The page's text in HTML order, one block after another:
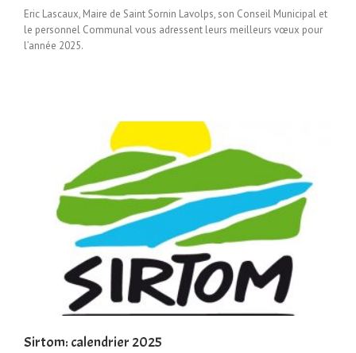
Eric Lascaux, Maire de Saint Sornin Lavolps, son Conseil Municipal et
le personnel Communal vous adressent leurs meilleurs vœux pour
l’année 2025.
Sirtom: calendrier 2025